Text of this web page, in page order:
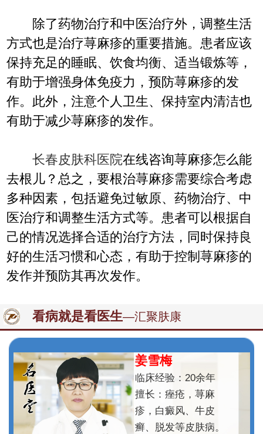
除了药物治疗和中医治疗外，调整生活
方式也是治疗荨麻疹的重要措施。患者应该
保持充足的睡眠、饮食均衡、适当锻炼等，
有助于增强身体免疫力，预防荨麻疹的发
作。此外，注意个人卫生、保持室内清洁也
有助于减少荨麻疹的发作。
长春皮肤科医院在线咨询荨麻疹怎么能
去根儿？总之，要根治荨麻疹需要综合考虑
多种因素，包括避免过敏原、药物治疗、中
医治疗和调整生活方式等。患者可以根据自
己的情况选择合适的治疗方法，同时保持良
好的生活习惯和心态，有助于控制荨麻疹的
发作并预防其再次发作。
看病就是看医生—汇聚肤康
姜雪梅
临床经验：20余年
擅长：痤疮，荨麻
疹，白癜风、牛皮
癣、脱发等皮肤病。